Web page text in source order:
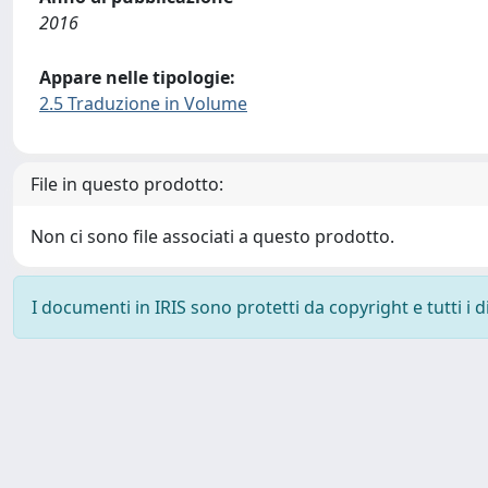
2016
Appare nelle tipologie:
2.5 Traduzione in Volume
File in questo prodotto:
Non ci sono file associati a questo prodotto.
I documenti in IRIS sono protetti da copyright e tutti i